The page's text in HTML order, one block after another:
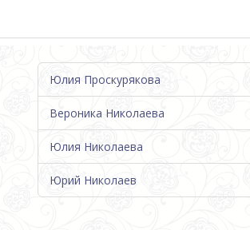
Юлия Проскурякова
Вероника Николаева
Юлия Николаева
Юрий Николаев